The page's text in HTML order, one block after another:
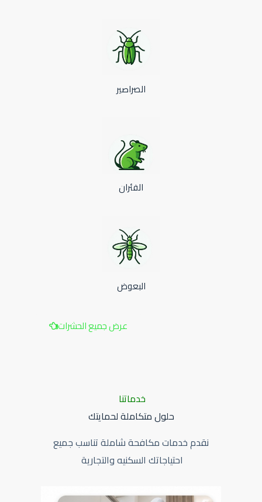
الصراصير
الفئران
البعوض
عرض جميع الحشرات
خدماتنا
حلول متكاملة لحمايتك
نقدم خدمات مكافحة شاملة تناسب جميع
احتياجاتك السكنيه والتجارية